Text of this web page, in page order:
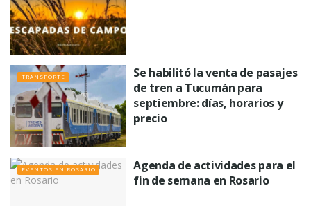
TRANSPORTE
Se habilitó la venta de pasajes
de tren a Tucumán para
septiembre: días, horarios y
precio
EVENTOS EN ROSARIO
Agenda de actividades para el
fin de semana en Rosario